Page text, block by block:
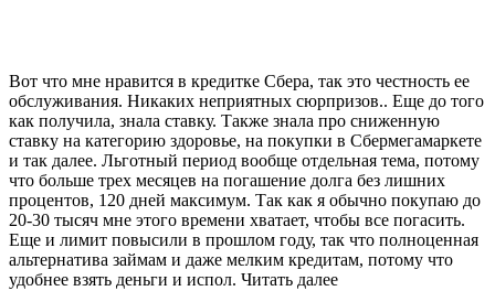
Вот что мне нравится в кредитке Сбера, так это честность ее
обслуживания. Никаких неприятных сюрпризов.. Еще до того
как получила, знала ставку. Также знала про сниженную
ставку на категорию здоровье, на покупки в Сбермегамаркете
и так далее. Льготный период вообще отдельная тема, потому
что больше трех месяцев на погашение долга без лишних
процентов, 120 дней максимум. Так как я обычно покупаю до
20-30 тысяч мне этого времени хватает, чтобы все погасить.
Еще и лимит повысили в прошлом году, так что полноценная
альтернатива займам и даже мелким кредитам, потому что
удобнее взять деньги и испол. Читать далее